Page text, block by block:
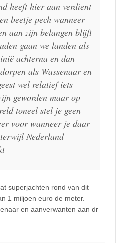
heeft hier aan verdient
beetje pech wanneer
aan zijn belangen blijft
gaan we landen als
achterna en dan
als Wassenaar en
wel relatief iets
geworden maar op
toneel stel je geen
voor wanneer je daar
Nederland
superjachten rond van dit
1 miljoen euro de meter.
en aanverwanten aan dr